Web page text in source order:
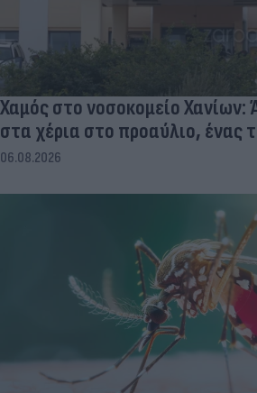
Χαμός στο νοσοκομείο Χανίων:
στα χέρια στο προαύλιο, ένας
06.08.2026